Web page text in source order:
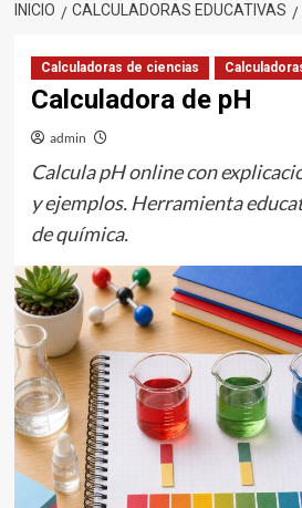
INICIO CALCULADORAS EDUCATIVAS
Calculadoras de ciencias
Calculadora de pH
admin
Calcula pH online con
y ejemplos. Herramienta
de química.